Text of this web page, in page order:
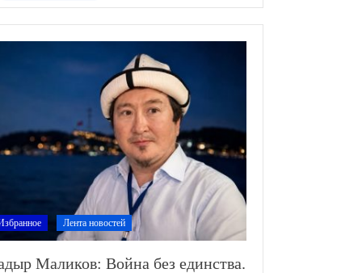
Лента новостей
Маликов: Война без единства.